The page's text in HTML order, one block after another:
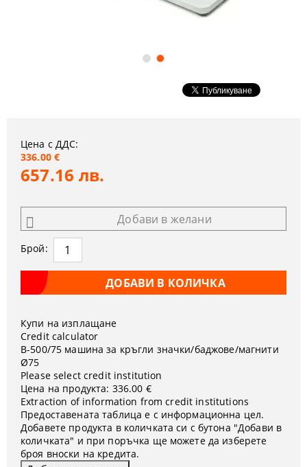
Цена с ДДС:
336.00 €
657.16 лв.
Добави в желани
Брой:
Купи на изплащане
Credit calculator
B-500/75 машина за кръгли значки/баджове/магнити
Ø75
Please select credit institution
Цена на продукта: 336.00 €
Extraction of information from credit institutions
Предоставената таблица е с информационна цел.
Добавете продукта в количката си с бутона "Добави в
количката" и при поръчка ще можете да изберете
броя вноски на кредита.